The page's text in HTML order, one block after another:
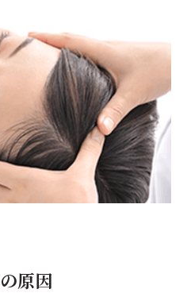
の原因